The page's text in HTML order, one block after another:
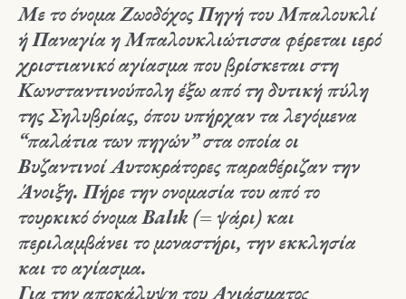
Με το όνομα Ζωοδόχος Πηγή του Μπαλουκλί
ή Παναγία η Μπαλουκλιώτισσα φέρεται ιερό
χριστιανικό αγίασμα που βρίσκεται στη
Κωνσταντινούπολη έξω από τη δυτική πύλη
της Σηλυβρίας, όπου υπήρχαν τα λεγόμενα
“παλάτια των πηγών” στα οποία οι
Βυζαντινοί Αυτοκράτορες παραθέριζαν την
Άνοιξη. Πήρε την ονομασία του από το
τουρκικό όνομα Balık (= ψάρι) και
περιλαμβάνει το μοναστήρι, την εκκλησία
και το αγίασμα.
Για την αποκάλυψη του Αγιάσματος